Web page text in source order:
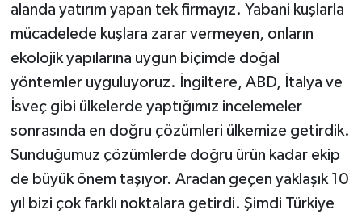
alanda yatırım yapan tek firmayız. Yabani kuşlarla
mücadelede kuşlara zarar vermeyen, onların
ekolojik yapılarına uygun biçimde doğal
yöntemler uyguluyoruz. İngiltere, ABD, İtalya ve
İsveç gibi ülkelerde yaptığımız incelemeler
sonrasında en doğru çözümleri ülkemize getirdik.
Sunduğumuz çözümlerde doğru ürün kadar ekip
de büyük önem taşıyor. Aradan geçen yaklaşık 10
yıl bizi çok farklı noktalara getirdi. Şimdi Türkiye